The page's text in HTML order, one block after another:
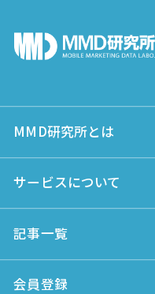
MMD研究所とは
サービスについて
記事一覧
会員登録